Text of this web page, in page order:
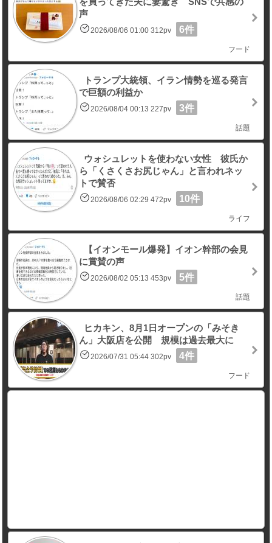
声
2026/08/06 01:00 312pv 6件
フード
トランプ大統領、イラン情勢を巡る発言
で巨額の利益か
2026/08/04 00:13 227pv 3件
話題
ウォシュレットを使わない女性 彼氏か
ら「くさくさお尻じゃん」と言われネッ
トで賛否
2026/08/06 02:29 472pv 10件
ライフ
【イオンモール爆発】イオン幹部の会見
に賞賛の声
2026/08/02 05:13 453pv 5件
話題
ヒカキン、8月1日オープンの「みそき
ん」大阪店を公開 規模は過去最大に
2026/07/31 05:44 302pv 4件
フード